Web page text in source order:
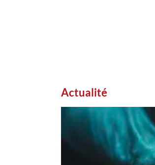
Actualité